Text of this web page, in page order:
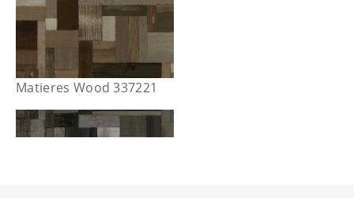
Matieres Wood 337221